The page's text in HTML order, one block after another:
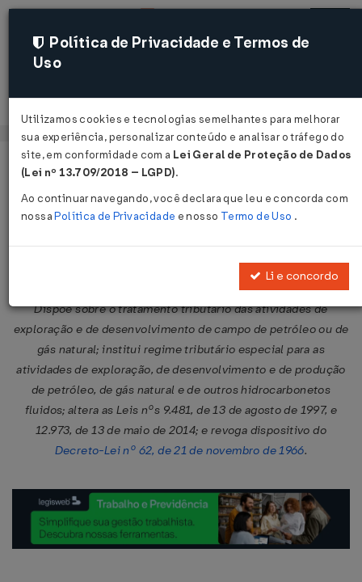
Acessar
Página Inicial Legislações
Lei Nº 13586 DE 28/12/2017
Publicado no DOU em 29 dez 2017
Dispõe sobre o tratamento tributário das atividades de
exploração e de desenvolvimento de campo de petróleo ou de
gás natural; institui regime tributário especial para as
atividades de exploração, de desenvolvimento e de produção
de petróleo, de gás natural e de outros hidrocarbonetos
fluidos; altera as Leis nºs 9.481, de 13 de agosto de 1997, e
12.973, de 13 de maio de 2014; e revoga dispositivo do
Decreto-Lei nº 62, de 21 de novembro de 1966.
Política de Privacidade e Termos de
Uso
Utilizamos cookies e tecnologias semelhantes para melhorar
sua experiência, personalizar conteúdo e analisar o tráfego do
site, em conformidade com a Lei Geral de Proteção de Dados
(Lei nº 13.709/2018 – LGPD).
Ao continuar navegando, você declara que leu e concorda com
nossaPolítica de Privacidade e nosso Termo de Uso .
Li e concordo